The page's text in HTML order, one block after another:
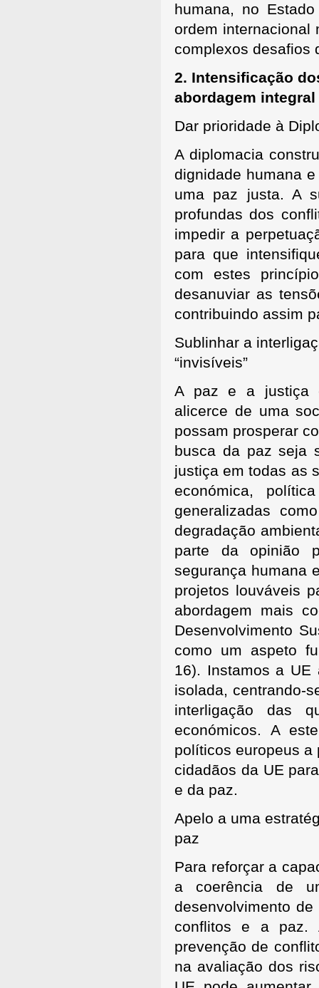
humana, no
ordem internacional
complexos desafios
2. Intensificação
abordagem integral
Dar prioridade à
A diplomacia
dignidade humana
uma paz justa. A
profundas dos
impedir a
para que
com estes
desanuviar as
contribuindo assim
Sublinhar a
“invisíveis”
A paz e a justiça
alicerce de uma
possam prosperar
busca da paz seja
justiça em todas as
económica,
generalizadas
degradação
parte da opinião
segurança humana
projetos louváveis
abordagem mais
Desenvolvimento
como um aspeto
16). Instamos a UE
isolada, centrando-
interligação das
económicos. A
políticos europeus a
cidadãos da UE
e da paz.
Apelo a uma
paz
Para reforçar a
a coerência de
desenvolvimento
conflitos e a paz.
prevenção de
na avaliação dos